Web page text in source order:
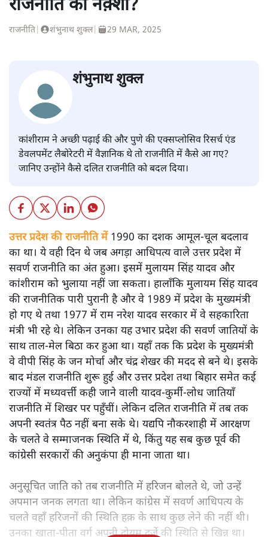
राजनीति का नक़्शा?
राजनीति शंभुनाथ शुक्ल| 29 MAR, 2025
शंभुनाथ शुक्ल
कांशीराम ने अच्छी पढ़ाई की और पुणे की एक्सप्लोसिव रिसर्च एंड
डेवलपमेंट लैबोरेटरी में वैज्ञानिक थे तो राजनीति में कैसे आ गए?
जानिए उन्होंने कैसे दलित राजनीति को बदल दिया।
उत्तर प्रदेश की राजनीति में1990 का दशक आमूल-चूल बदलाव
का था। ये वही दिन थे जब अगड़ा आधिपत्य वाले उत्तर प्रदेश में
सवर्ण राजनीति का अंत हुआ। इसमें मुलायम सिंह यादव और
कांशीराम को भुलाया नहीं जा सकता। हालाँकि मुलायम सिंह यादव
की राजनीतिक पारी पुरानी है और वे 1989 में प्रदेश के मुख्यमंत्री
हो गए थे तथा 1977 में राम नरेश यादव सरकार में वे सहकारिता
साथ ताल-मेल बिठा कर हुआ था। यहाँ तक कि प्रदेश के मुख्यमंत्री
वे वीपी सिंह के जन मोर्चा और चंद्र शेखर की मदद से बने थे। इसके
बाद मंडल राजनीति शुरू हुई और उत्तर प्रदेश तथा बिहार समेत कई